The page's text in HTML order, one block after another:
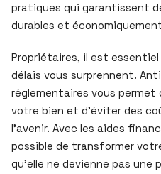
pratiques qui garantissent
durables et
Propriétaires, il est
délais vous surprennent.
réglementaires vous permet
votre bien et d’éviter des
l’avenir. Avec les aides
possible de transformer
qu’elle ne devienne pas une